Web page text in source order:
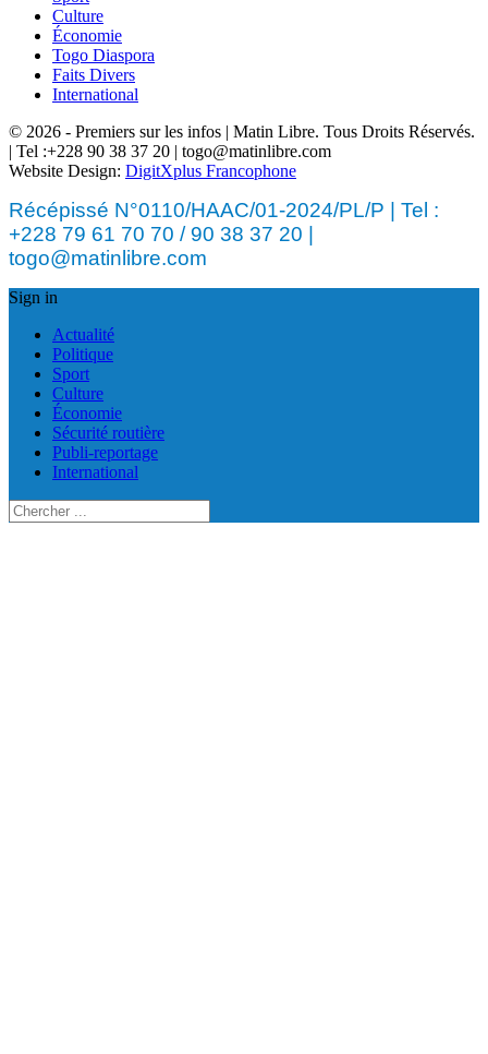
Culture
Économie
Togo Diaspora
Faits Divers
International
© 2026 - Premiers sur les infos | Matin Libre. Tous Droits Réservés.
| Tel :+228 90 38 37 20 | togo@matinlibre.com
Website Design: DigitXplus Francophone
Récépissé N°0110/HAAC/01-2024/PL/P | Tel :
+228 79 61 70 70 / 90 38 37 20 |
togo@matinlibre.com
Sign in
Actualité
Politique
Sport
Culture
Économie
Sécurité routière
Publi-reportage
International